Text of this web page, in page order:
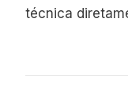
técnica